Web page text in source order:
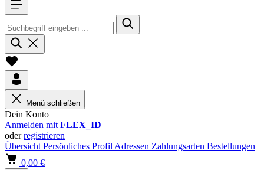
Menü schließen
Dein Konto
Anmelden mit FLEX_ID
oderregistrieren
Übersicht Persönliches Profil Adressen Zahlungsarten Bestellungen
0,00 €